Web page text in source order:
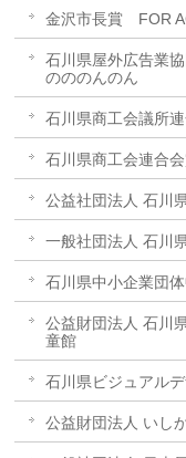
金沢市長賞 FOR
石川県屋外広告業
のののんのん
石川県商工会議所
石川県商工会連合
公益社団法人 石川
一般社団法人 石川
石川県中小企業団
公益財団法人 石川
童館
石川県ビジュアル
公益財団法人 いし